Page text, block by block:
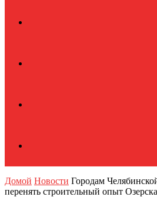
Домой Новости Городам
перенять строительный опыт Озерска